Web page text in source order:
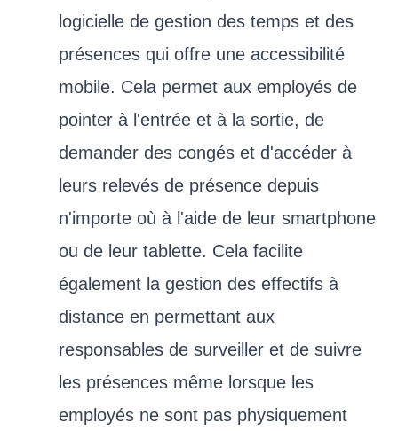
logicielle de gestion des temps et des
présences qui offre une accessibilité
mobile. Cela permet aux employés de
pointer à l'entrée et à la sortie, de
demander des congés et d'accéder à
leurs relevés de présence depuis
n'importe où à l'aide de leur smartphone
ou de leur tablette. Cela facilite
également la gestion des effectifs à
distance en permettant aux
responsables de surveiller et de suivre
les présences même lorsque les
employés ne sont pas physiquement